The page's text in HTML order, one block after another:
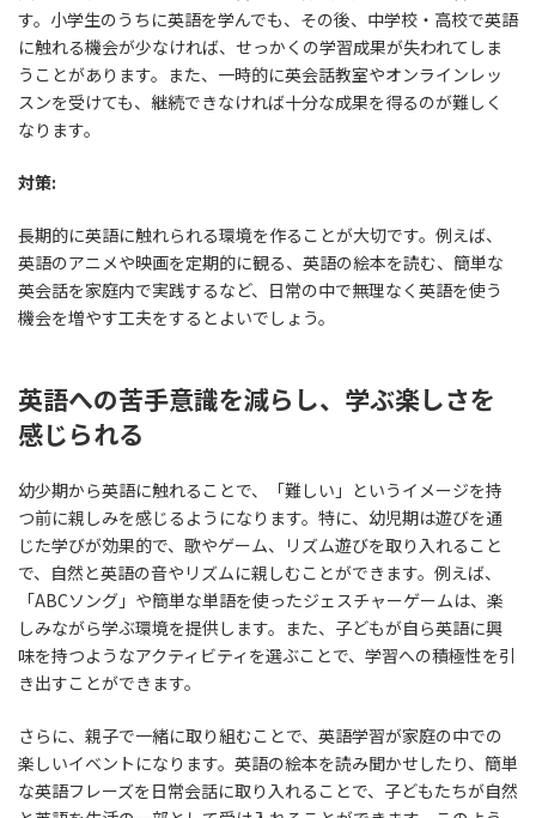
す。小学生のうちに英語を学んでも、その後、中学校・高校で英語
に触れる機会が少なければ、せっかくの学習成果が失われてしま
うことがあります。また、一時的に英会話教室やオンラインレッ
スンを受けても、継続できなければ十分な成果を得るのが難しく
なります。
対策:
長期的に英語に触れられる環境を作ることが大切です。例えば、
英語のアニメや映画を定期的に観る、英語の絵本を読む、簡単な
英会話を家庭内で実践するなど、日常の中で無理なく英語を使う
機会を増やす工夫をするとよいでしょう。
英語への苦手意識を減らし、学ぶ楽しさを
感じられる
幼少期から英語に触れることで、「難しい」というイメージを持
つ前に親しみを感じるようになります。特に、幼児期は遊びを通
じた学びが効果的で、歌やゲーム、リズム遊びを取り入れること
で、自然と英語の音やリズムに親しむことができます。例えば、
「ABCソング」や簡単な単語を使ったジェスチャーゲームは、楽
しみながら学ぶ環境を提供します。また、子どもが自ら英語に興
味を持つようなアクティビティを選ぶことで、学習への積極性を引
き出すことができます。
さらに、親子で一緒に取り組むことで、英語学習が家庭の中での
楽しいイベントになります。英語の絵本を読み聞かせしたり、簡単
な英語フレーズを日常会話に取り入れることで、子どもたちが自然